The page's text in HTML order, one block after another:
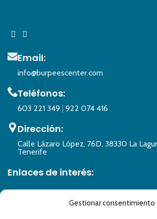
Gestionar consentimiento
Email:
info@burpeescenter.com
Teléfonos:
603 221 349 922 074 416
Dirección:
Calle Lázaro López, 76D, 38330 La
Tenerife
Enlaces de interés: